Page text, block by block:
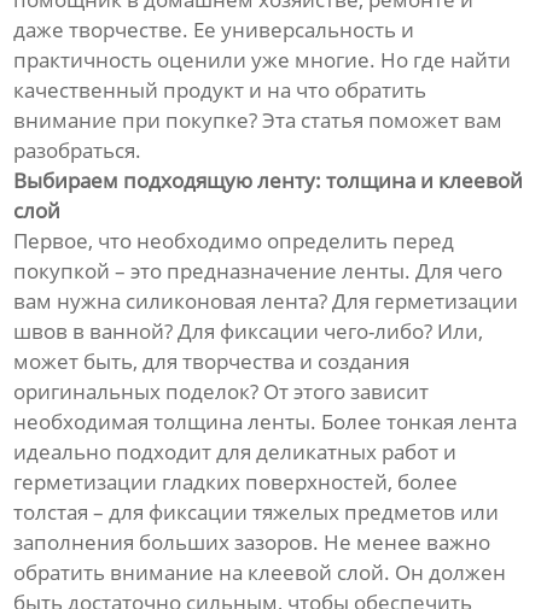
даже творчестве. Ее универсальность и
практичность оценили уже многие. Но где найти
качественный продукт и на что обратить
внимание при покупке? Эта статья поможет вам
разобраться.
Выбираем подходящую ленту: толщина и клеевой
слой
Первое, что необходимо определить перед
покупкой – это предназначение ленты. Для чего
вам нужна силиконовая лента? Для герметизации
швов в ванной? Для фиксации чего-либо? Или,
может быть, для творчества и создания
оригинальных поделок? От этого зависит
необходимая толщина ленты. Более тонкая лента
идеально подходит для деликатных работ и
герметизации гладких поверхностей, более
толстая – для фиксации тяжелых предметов или
заполнения больших зазоров. Не менее важно
обратить внимание на клеевой слой. Он должен
быть достаточно сильным, чтобы обеспечить